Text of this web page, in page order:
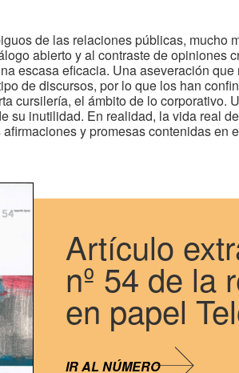
de las relaciones públicas, mucho
abierto y al contraste de opiniones
escasa eficacia. Una aseveración
de discursos, por lo que los han
cursilería, el ámbito de lo
su inutilidad. En realidad, la vida real
y promesas contenidas en
Artículo
nº 54 de la
en papel
IR AL NÚMERO